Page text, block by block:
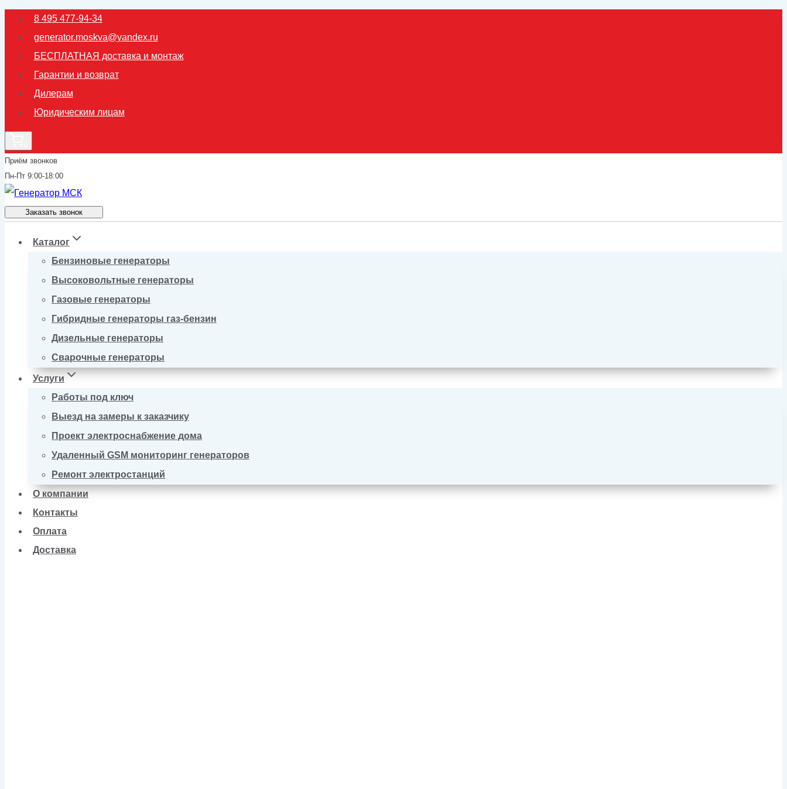
Перейти
содержимому
8 495 477-94-34
generator.moskva@yandex.ru
БЕСПЛАТНАЯ доставка и монтаж
Гарантии и возврат
Дилерам
Юридическим лицам
Приём звонков
Пн-Пт 9:00-18:00
Заказать звонок
Каталог
Бензиновые генераторы
Высоковольтные генераторы
Газовые генераторы
Гибридные генераторы газ-бензин
Дизельные генераторы
Сварочные генераторы
Услуги
Работы под ключ
Выезд на замеры к заказчику
Проект электроснабжение дома
Удаленный GSM мониторинг генераторов
Ремонт электростанций
О компании
Контакты
Оплата
Доставка